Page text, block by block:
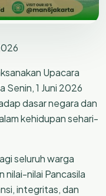
Upacara
Senin, 1 Juni 2026
dasar negara dan
kehidupan sehari-
seluruh warga
nilai-nilai Pancasila
integritas, dan